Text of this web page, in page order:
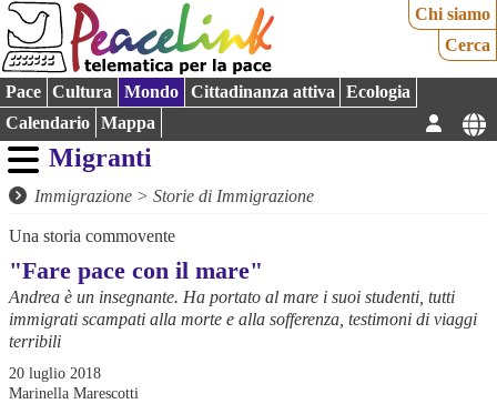
Chi siamo
Cerca
Pace Cultura Mondo Cittadinanza attiva
Ecologia
Calendario
Mappa
Migranti
Immigrazione >Storie di Immigrazione
Una storia commovente
"Fare pace con il mare"
Andrea è un insegnante. Ha portato al mare i suoi studenti, tutti
immigrati scampati alla morte e alla sofferenza, testimoni di viaggi
terribili
20 luglio 2018
Marinella Marescotti